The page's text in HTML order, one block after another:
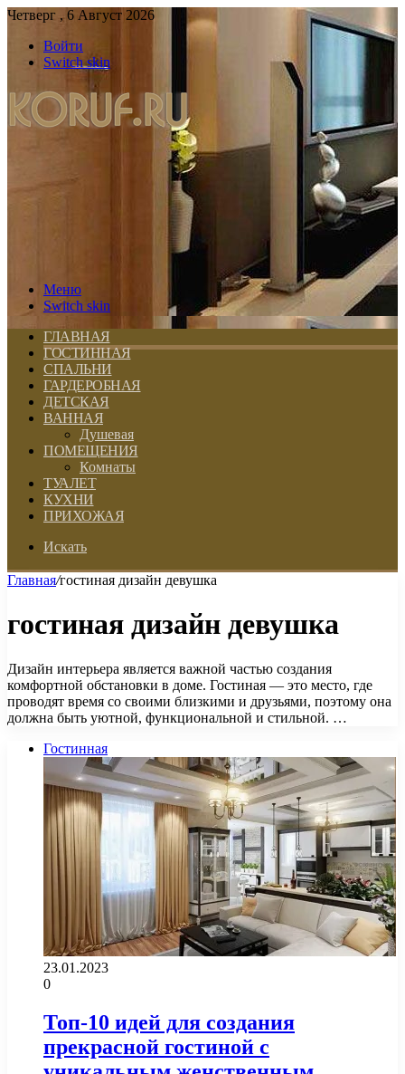
Четверг , 6 Август 2026
Войти
Switch skin
Меню
Switch skin
ГЛАВНАЯ
ГОСТИННАЯ
СПАЛЬНИ
ГАРДЕРОБНАЯ
ДЕТСКАЯ
ВАННАЯ
Душевая
ПОМЕЩЕНИЯ
Комнаты
ТУАЛЕТ
КУХНИ
ПРИХОЖАЯ
Искать
Главная/гостиная дизайн девушка
гостиная дизайн девушка
Дизайн интерьера является важной частью создания
комфортной обстановки в доме. Гостиная — это место, где
проводят время со своими близкими и друзьями, поэтому она
должна быть уютной, функциональной и стильной. …
Гостинная
23.01.2023
0
Топ-10 идей для создания
прекрасной гостиной с